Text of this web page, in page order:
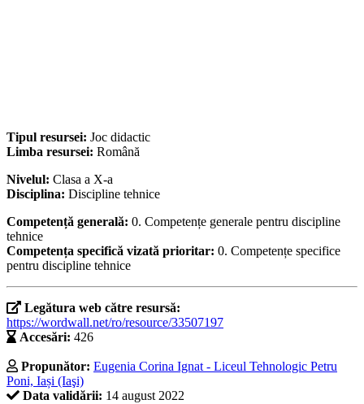
Tipul resursei: Joc didactic
Limba resursei: Română
Nivelul: Clasa a X-a
Disciplina: Discipline tehnice
Competență generală: 0. Competențe generale pentru discipline
tehnice
Competența specifică vizată prioritar: 0. Competențe specifice
pentru discipline tehnice
Legătura web către resursă:
https://wordwall.net/ro/resource/33507197
Accesări: 426
Propunător: Eugenia Corina Ignat - Liceul Tehnologic Petru
Poni, Iași (Iaşi)
Data validării: 14 august 2022